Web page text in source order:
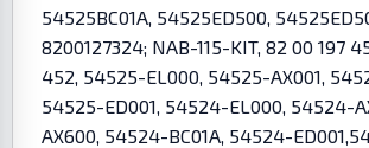
54525BC01A, 54525ED500,
8200127324; NAB-115-KIT, 82 00 197
452, 54525-EL000, 54525-AX001,
54525-ED001, 54524-EL000, 54524-
AX600, 54524-BC01A, 54524-